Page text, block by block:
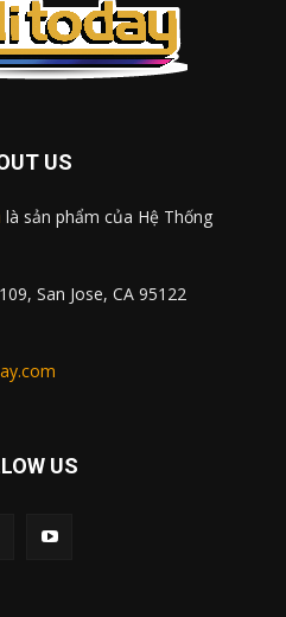
US
là sản phẩm của Hệ Thống
San Jose, CA 95122
US